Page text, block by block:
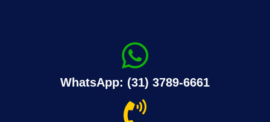
WhatsApp: (31) 3789-6661